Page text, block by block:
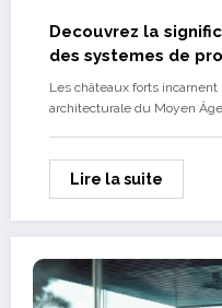
Decouvrez la
des systemes de
Les châteaux forts
architecturale du Moyen
Lire la suite